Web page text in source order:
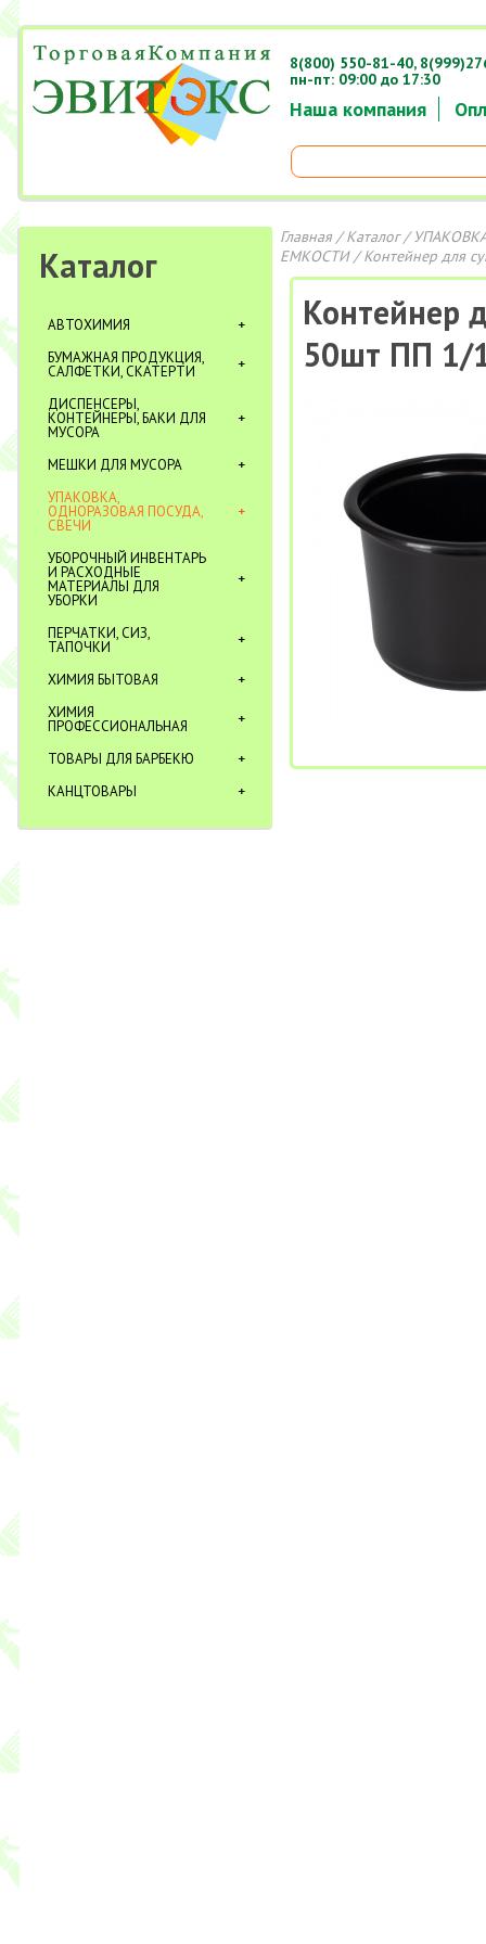
Наша компания
8(800) 550-81-40,
пн-пт: 09:00 до 17:30
Каталог
АВТОХИМИЯ
БУМАЖНАЯ ПРОДУКЦИЯ,
САЛФЕТКИ, СКАТЕРТИ
ДИСПЕНСЕРЫ,
КОНТЕЙНЕРЫ, БАКИ ДЛЯ
МУСОРА
МЕШКИ ДЛЯ МУСОРА
УПАКОВКА,
ОДНОРАЗОВАЯ ПОСУДА,
СВЕЧИ
УБОРОЧНЫЙ ИНВЕНТАРЬ
И РАСХОДНЫЕ
МАТЕРИАЛЫ ДЛЯ
УБОРКИ
ПЕРЧАТКИ, СИЗ,
ТАПОЧКИ
ХИМИЯ БЫТОВАЯ
ХИМИЯ
ПРОФЕССИОНАЛЬНАЯ
ТОВАРЫ ДЛЯ БАРБЕКЮ
КАНЦТОВАРЫ
Главная/Каталог/
ЕМКОСТИ/ Контейнер для
Контейнер
50шт ПП 1/